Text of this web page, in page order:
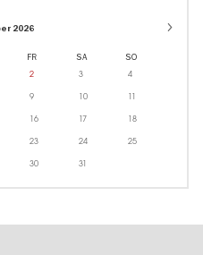
2026
FR SA SO
2 3 4
9 10 11
16 17 18
23 24 25
30 31